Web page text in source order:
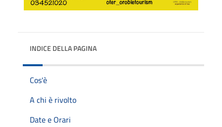
INDICE DELLA PAGINA
Cos'è
A chi è rivolto
Date e Orari